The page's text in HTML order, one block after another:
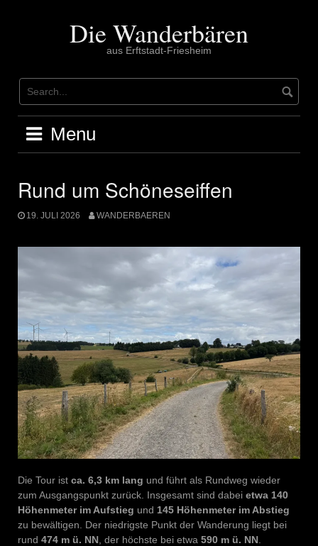
Die Wanderbären
aus Erftstadt-Friesheim
Menu
Rund um Schöneseiffen
19. JULI 2026 WANDERBAEREN
Die Tour ist ca. 6,3 km lang und führt als Rundweg wieder
zum Ausgangspunkt zurück. Insgesamt sind dabei etwa 140
Höhenmeter im Aufstieg und 145 Höhenmeter im Abstieg
zu bewältigen. Der niedrigste Punkt der Wanderung liegt bei
rund 474 m ü. NN , der höchste bei etwa 590 m ü. NN